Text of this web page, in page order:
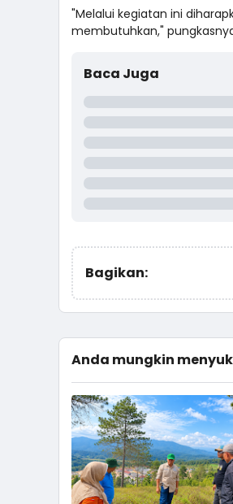
"Melalui kegiatan ini
membutuhkan,"
Baca Juga
Bagikan:
Anda mungkin